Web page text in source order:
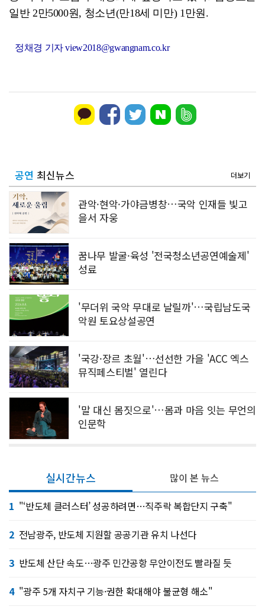
일반 2만5000원, 청소년(만18세 미만) 1만원.
정채경 기자 view2018@gwangnam.co.kr
공연 최신뉴스 더보기
관악·현악·가야금병창…국악 인재들 빛고
을서 자웅
꿈나무 발굴·육성 '전국청소년공연예술제'
성료
'무더위 국악 무대로 날릴까'…국립남도국
악원 토요상설공연
'국강·장르 초월'…선선한 가을 'ACC 엑스
뮤직페스티벌' 열린다
'말 대신 몸짓으로'…몸과 마음 잇는 무언의
인문학
실시간뉴스
1 "‘반도체 클러스터’ 성공하려면…직주락 복합단지 구축"
2 전남광주, 반도체 지원할 공공기관 유치 나선다
3 반도체 산단 속도…광주 민간공항 무안이전도 빨라질 듯
4 "광주 5개 자치구 기능·권한 확대해야 불균형 해소"
많이 본 뉴스